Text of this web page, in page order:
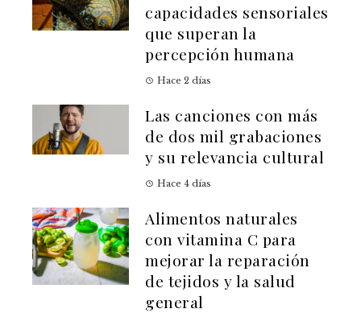
capacidades sensoriales
que superan la
percepción humana
Hace 2 días
Las canciones con más
de dos mil grabaciones
y su relevancia cultural
Hace 4 días
Alimentos naturales
con vitamina C para
mejorar la reparación
de tejidos y la salud
general